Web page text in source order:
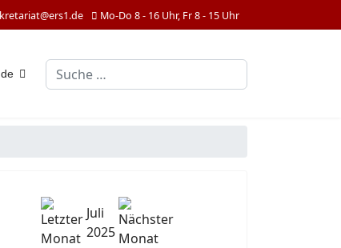
Mo-Do 8 - 16 Uhr, Fr 8 - 15 Uhr
Suchen
Juli
2025